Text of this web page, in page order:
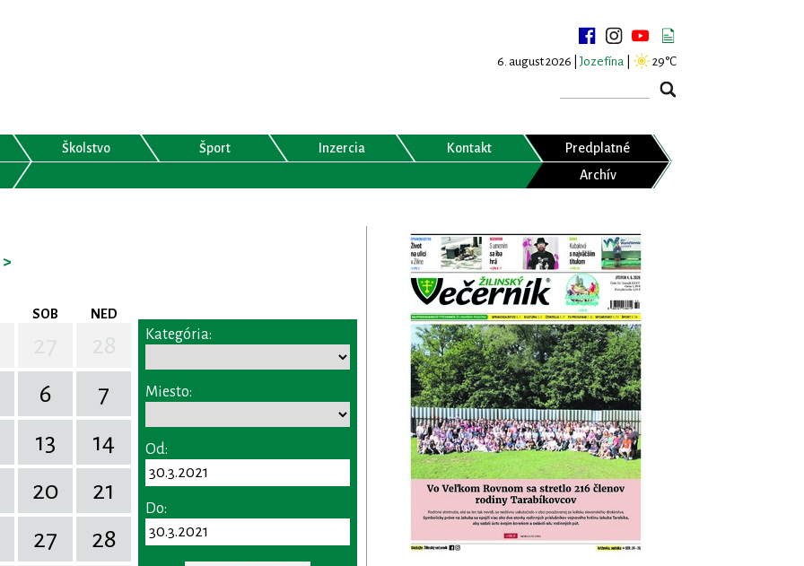
6. august 2026 | Jozefína 29°C
Školstvo Šport Inzercia Kontakt
Predplatné
Archív
>
SOB NED
6
7
13
14
20
21
27
28
Kategória:
Miesto:
Od:
Do: